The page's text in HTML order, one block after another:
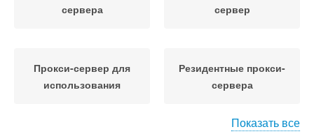
сервера
сервер
Прокси-сервер для
использования
Резидентные прокси-
сервера
Показать все